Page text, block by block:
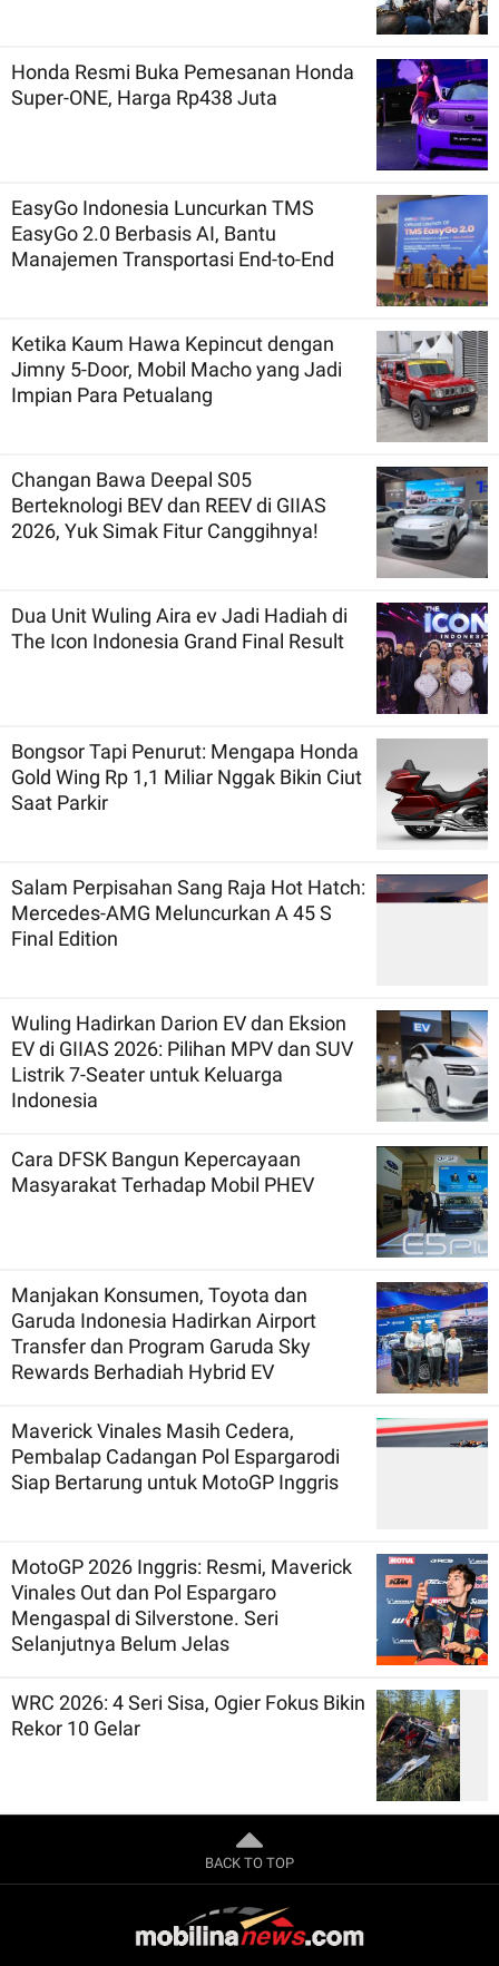
Honda Resmi Buka Pemesanan Honda
Super-ONE, Harga Rp438 Juta
EasyGo Indonesia Luncurkan TMS
EasyGo 2.0 Berbasis AI, Bantu
Manajemen Transportasi End-to-End
Ketika Kaum Hawa Kepincut dengan
Jimny 5-Door, Mobil Macho yang Jadi
Impian Para Petualang
Changan Bawa Deepal S05
Berteknologi BEV dan REEV di GIIAS
2026, Yuk Simak Fitur Canggihnya!
Dua Unit Wuling Aira ev Jadi Hadiah di
The Icon Indonesia Grand Final Result
Bongsor Tapi Penurut: Mengapa Honda
Gold Wing Rp 1,1 Miliar Nggak Bikin Ciut
Saat Parkir
Salam Perpisahan Sang Raja Hot Hatch:
Mercedes-AMG Meluncurkan A 45 S
Final Edition
Wuling Hadirkan Darion EV dan Eksion
EV di GIIAS 2026: Pilihan MPV dan SUV
Listrik 7-Seater untuk Keluarga
Indonesia
Cara DFSK Bangun Kepercayaan
Masyarakat Terhadap Mobil PHEV
Manjakan Konsumen, Toyota dan
Garuda Indonesia Hadirkan Airport
Transfer dan Program Garuda Sky
Rewards Berhadiah Hybrid EV
Maverick Vinales Masih Cedera,
Pembalap Cadangan Pol Espargarodi
Siap Bertarung untuk MotoGP Inggris
MotoGP 2026 Inggris: Resmi, Maverick
Vinales Out dan Pol Espargaro
Mengaspal di Silverstone. Seri
Selanjutnya Belum Jelas
WRC 2026: 4 Seri Sisa, Ogier Fokus Bikin
Rekor 10 Gelar
BACK TO TOP